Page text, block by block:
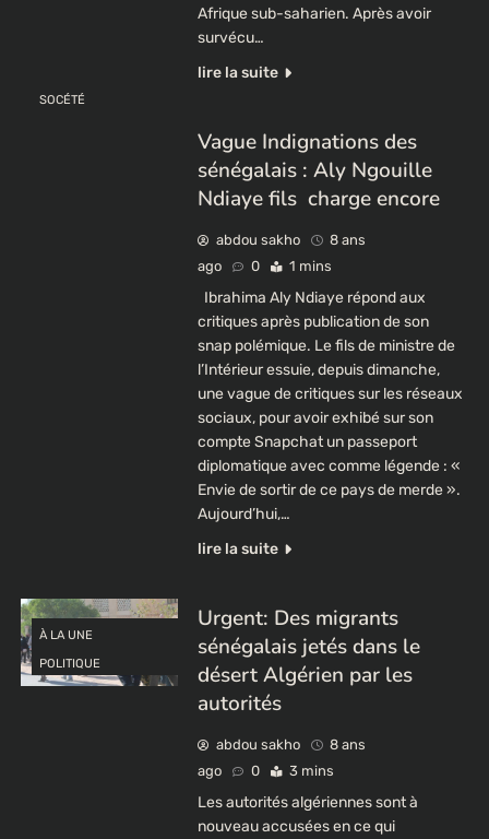
Afrique sub-saharien. Après avoir
survécu…
lire la suite
SOCÉTÉ
Vague Indignations des
sénégalais : Aly Ngouille
Ndiaye fils charge encore
abdou sakho
8 ans
ago
0 1 mins
Ibrahima Aly Ndiaye répond aux
critiques après publication de son
snap polémique. Le fils de ministre de
l’Intérieur essuie, depuis dimanche,
une vague de critiques sur les réseaux
sociaux, pour avoir exhibé sur son
compte Snapchat un passeport
diplomatique avec comme légende : «
Envie de sortir de ce pays de merde ».
Aujourd’hui,…
lire la suite
À LA UNE
POLITIQUE
Urgent: Des migrants
sénégalais jetés dans le
désert Algérien par les
autorités
abdou sakho
8 ans
ago
0 3 mins
Les autorités algériennes sont à
nouveau accusées en ce qui